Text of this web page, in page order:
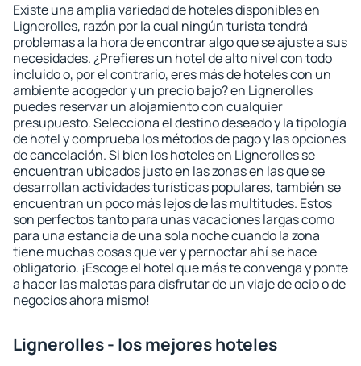
Existe una amplia variedad de hoteles disponibles en
Lignerolles, razón por la cual ningún turista tendrá
problemas a la hora de encontrar algo que se ajuste a sus
necesidades. ¿Prefieres un hotel de alto nivel con todo
incluido o, por el contrario, eres más de hoteles con un
ambiente acogedor y un precio bajo? en Lignerolles
puedes reservar un alojamiento con cualquier
presupuesto. Selecciona el destino deseado y la tipología
de hotel y comprueba los métodos de pago y las opciones
de cancelación. Si bien los hoteles en Lignerolles se
encuentran ubicados justo en las zonas en las que se
desarrollan actividades turísticas populares, también se
encuentran un poco más lejos de las multitudes. Estos
son perfectos tanto para unas vacaciones largas como
para una estancia de una sola noche cuando la zona
tiene muchas cosas que ver y pernoctar ahí se hace
obligatorio. ¡Escoge el hotel que más te convenga y ponte
a hacer las maletas para disfrutar de un viaje de ocio o de
negocios ahora mismo!
Lignerolles - los mejores hoteles